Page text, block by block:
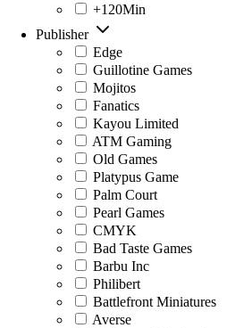
+120Min
Publisher
Edge
Guillotine Games
Mojitos
Fanatics
Kayou Limited
ATM Gaming
Old Games
Platypus Game
Palm Court
Pearl Games
CMYK
Bad Taste Games
Barbu Inc
Philibert
Battlefront Miniatures
Averse